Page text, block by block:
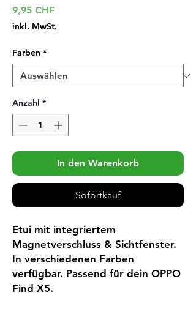
9,95 CHFPreis
inkl. MwSt.
Farben *
Anzahl *
In den Warenkorb
Sofortkauf
Etui mit integriertem
Magnetverschluss & Sichtfenster.
In verschiedenen Farben
verfügbar. Passend für dein OPPO
Find X5.